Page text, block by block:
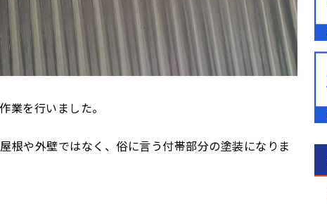
業を行いました。
根や外壁ではなく、俗に言う付帯部分の塗装になりま